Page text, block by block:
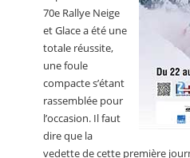
70e Rallye Neige
et Glace a été une
totale réussite,
une foule
compacte s’étant
rassemblée pour
l’occasion. Il faut
dire que la
vedette de cette première